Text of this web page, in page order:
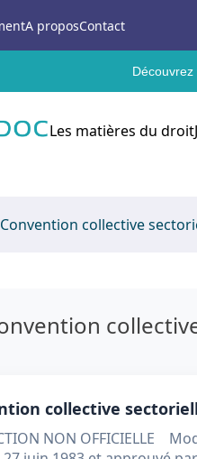
A proposContact
Les matières du droit
Convention collective
collective
NON OFFICIELLE